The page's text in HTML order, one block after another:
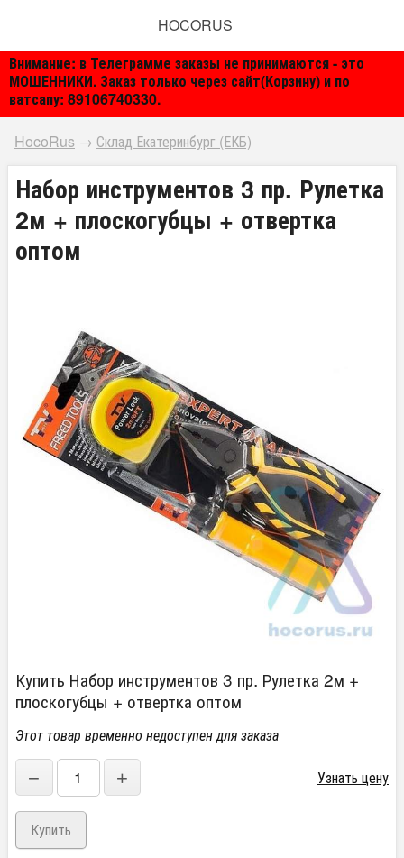
Внимание: в Телеграмме заказы не принимаются - это
МОШЕННИКИ. Заказ только через сайт(Корзину) и по
ватсапу: 89106740330.
HOCORUS
HocoRus → Склад Екатеринбург (ЕКБ)
Набор инструментов 3 пр. Рулетка
2м + плоскогубцы + отвертка
оптом
Купить Набор инструментов 3 пр. Рулетка 2м +
плоскогубцы + отвертка оптом
Этот товар временно недоступен для заказа
− + Узнать цену